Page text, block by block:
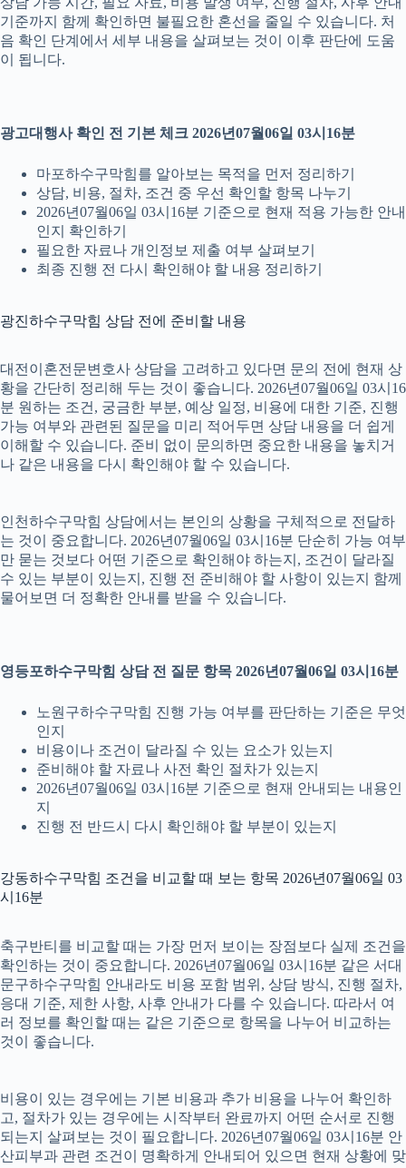
기준까지 함께 확인하면 불필요한 혼선을 줄일 수 있습니다. 처
음 확인 단계에서 세부 내용을 살펴보는 것이 이후 판단에 도움
이 됩니다.
광고대행사 확인 전 기본 체크 2026년07월06일 03시16분
마포하수구막힘를 알아보는 목적을 먼저 정리하기
상담, 비용, 절차, 조건 중 우선 확인할 항목 나누기
2026년07월06일 03시16분 기준으로 현재 적용 가능한 안내
인지 확인하기
필요한 자료나 개인정보 제출 여부 살펴보기
최종 진행 전 다시 확인해야 할 내용 정리하기
광진하수구막힘 상담 전에 준비할 내용
대전이혼전문변호사 상담을 고려하고 있다면 문의 전에 현재 상
황을 간단히 정리해 두는 것이 좋습니다. 2026년07월06일 03시16
분 원하는 조건, 궁금한 부분, 예상 일정, 비용에 대한 기준, 진행
가능 여부와 관련된 질문을 미리 적어두면 상담 내용을 더 쉽게
이해할 수 있습니다. 준비 없이 문의하면 중요한 내용을 놓치거
나 같은 내용을 다시 확인해야 할 수 있습니다.
인천하수구막힘 상담에서는 본인의 상황을 구체적으로 전달하
는 것이 중요합니다. 2026년07월06일 03시16분 단순히 가능 여부
만 묻는 것보다 어떤 기준으로 확인해야 하는지, 조건이 달라질
수 있는 부분이 있는지, 진행 전 준비해야 할 사항이 있는지 함께
물어보면 더 정확한 안내를 받을 수 있습니다.
영등포하수구막힘 상담 전 질문 항목 2026년07월06일 03시16분
노원구하수구막힘 진행 가능 여부를 판단하는 기준은 무엇
인지
비용이나 조건이 달라질 수 있는 요소가 있는지
준비해야 할 자료나 사전 확인 절차가 있는지
2026년07월06일 03시16분 기준으로 현재 안내되는 내용인
지
진행 전 반드시 다시 확인해야 할 부분이 있는지
강동하수구막힘 조건을 비교할 때 보는 항목 2026년07월06일 03
시16분
축구반티를 비교할 때는 가장 먼저 보이는 장점보다 실제 조건을
확인하는 것이 중요합니다. 2026년07월06일 03시16분 같은 서대
문구하수구막힘 안내라도 비용 포함 범위, 상담 방식, 진행 절차,
응대 기준, 제한 사항, 사후 안내가 다를 수 있습니다. 따라서 여
러 정보를 확인할 때는 같은 기준으로 항목을 나누어 비교하는
것이 좋습니다.
비용이 있는 경우에는 기본 비용과 추가 비용을 나누어 확인하
고, 절차가 있는 경우에는 시작부터 완료까지 어떤 순서로 진행
되는지 살펴보는 것이 필요합니다. 2026년07월06일 03시16분 안
산피부과 관련 조건이 명확하게 안내되어 있으면 현재 상황에 맞